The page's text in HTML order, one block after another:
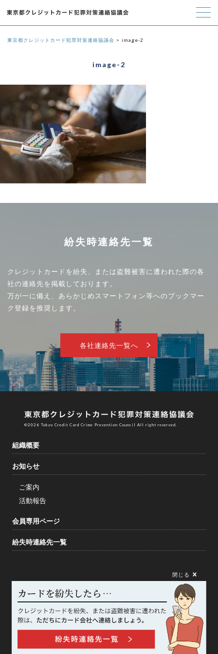
東京都クレジットカード犯罪対策連絡協議会 image-2
image-2
紛失時連絡先一覧
クレジットカードを紛失、または盗難被害に遭われた際の各
社の連絡先を掲載しております。
万が一に備え、あらかじめスマートフォン等へのブックマー
ク登録を推奨します。
各社連絡先一覧へ
閉じる
©︎2026 Tokyo Credit Card Crime Prevention Council All right reserved.
組織概要
お知らせ
ご案内
活動報告
会員専用ページ
紛失時連絡先一覧